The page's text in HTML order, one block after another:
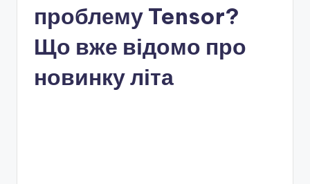
проблему Tensor?
Що вже відомо про
новинку літа